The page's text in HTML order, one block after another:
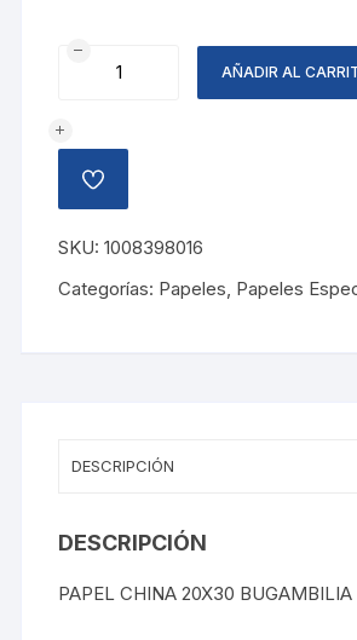
PAPEL
BUGAMBILIA
cantidad
AÑADIR AL
AÑADIR
A
LISTA
DE
DESEOS
SKU:1008398016
Categorías: Papeles Papeles
DESCRIPCIÓN
DESCRIPCIÓN
PAPEL CHINA 20X30 BUGAMBILIA